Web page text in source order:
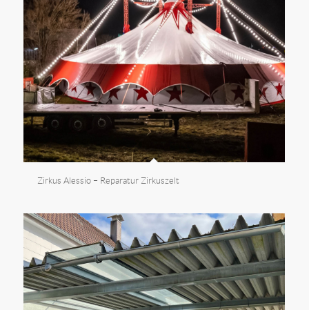
Zirkus Alessio – Reparatur Zirkuszelt